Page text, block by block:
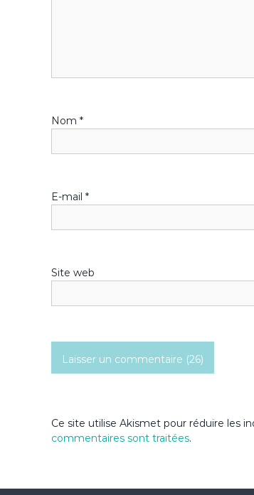
o
d
l
’
a
l
Nom *
E-mail *
Site web
Ce site utilise Akismet pour réduire les
commentaires sont traitées.